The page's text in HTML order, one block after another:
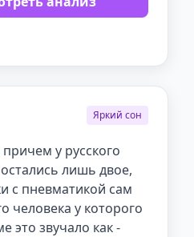
Яркий сон
у русского
лишь двое,
с пневматикой сам
человека у которого
это звучало как -